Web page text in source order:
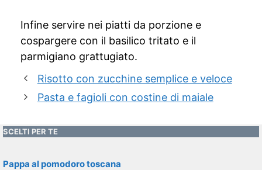
Infine servire nei piatti da porzione e
cospargere con il basilico tritato e il
parmigiano grattugiato.
Risotto con zucchine semplice e veloce
Pasta e fagioli con costine di maiale
SCELTI PER TE
Pappa al pomodoro toscana